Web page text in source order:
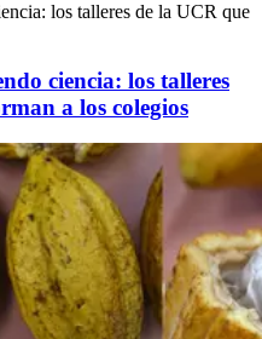
los talleres de la UCR que
ciencia: los talleres
a los colegios